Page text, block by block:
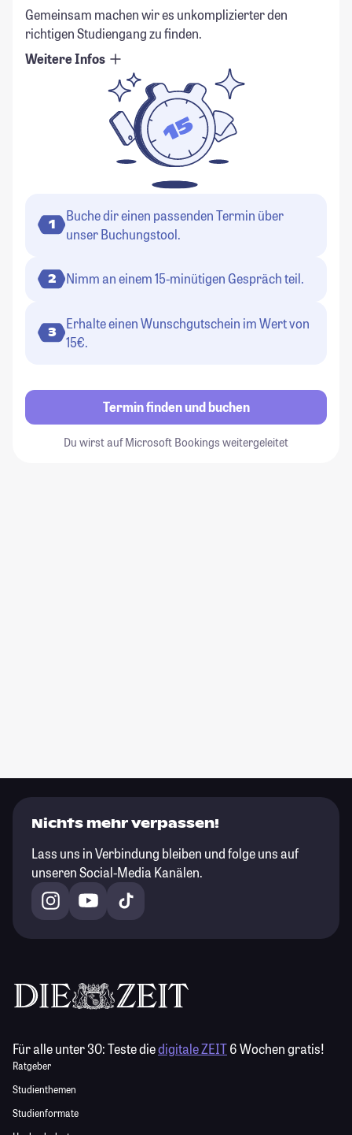
Gemeinsam machen wir es unkomplizierter den
richtigen Studiengang zu finden.
Weitere Infos
1
Buche dir einen passenden Termin über
unser Buchungstool.
2 Nimm an einem 15-minütigen Gespräch teil.
3
Erhalte einen Wunschgutschein im Wert von
15€.
Termin finden und buchen
Du wirst auf Microsoft Bookings weitergeleitet
Nichts mehr verpassen!
Lass uns in Verbindung bleiben und folge uns auf
unseren Social-Media Kanälen.
Für alle unter 30:Teste diedigitale ZEIT6 Wochen gratis!
Ratgeber
Studienthemen
Studienformate